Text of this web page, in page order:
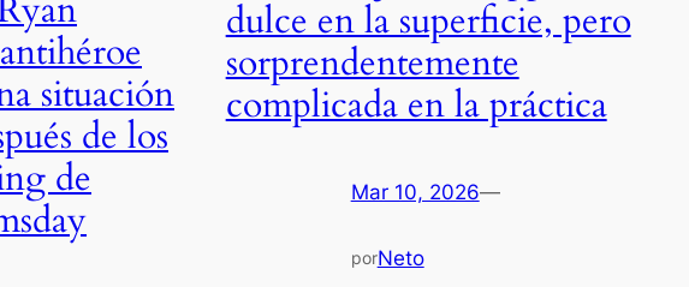
situación
de los
de
dulce en la superficie, pero
sorprendentemente
complicada en la práctica
Mar 10, 2026—
porNeto